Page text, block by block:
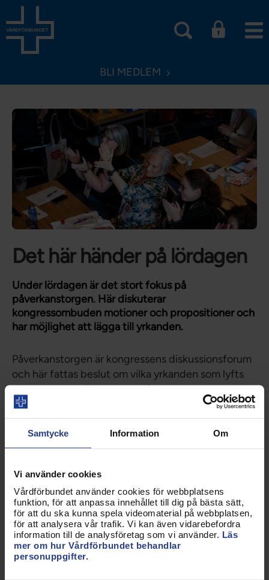
Samtycke Information Om
Vi använder cookies
Vårdförbundet använder cookies för webbplatsens
funktion, för att anpassa innehållet till dig på bästa sätt,
för att du ska kunna spela videomaterial på webbplatsen,
för att analysera vår trafik. Vi kan även vidarebefordra
information till de analysföretag som vi använder. Läs
mer om hur Vårdförbundet behandlar
personuppgifter.
BLI MEDLEM
Det här händer på lördagen
Under lördagen är det stort fokus på
påverkanstorgen. Här diskuterar
kongressombuden motioner och propositioner och
har möjlighet att lägga till yrkanden.
Påverkanstorgen är kongressens diskussionsforum
och här fattas beslut om vilka yrkanden som lyfts
till kongressen för beslut. I påverkastorgen
diskuterar kongressombuden diskuterar
meningsfulla diskussioner som möjligt så att
kongressen kan ta kloka och genomtänkta beslut.
För att påverkanstorgen ska kännas relevanta
prioriteras områden som har ett stort engagemang
hos kongressombuden.
Uppdaterad:2 okt 2025